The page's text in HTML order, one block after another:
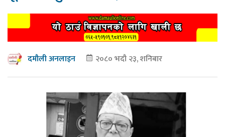
दमौली अनलाइन २०८० भदौ २३, शनिबार